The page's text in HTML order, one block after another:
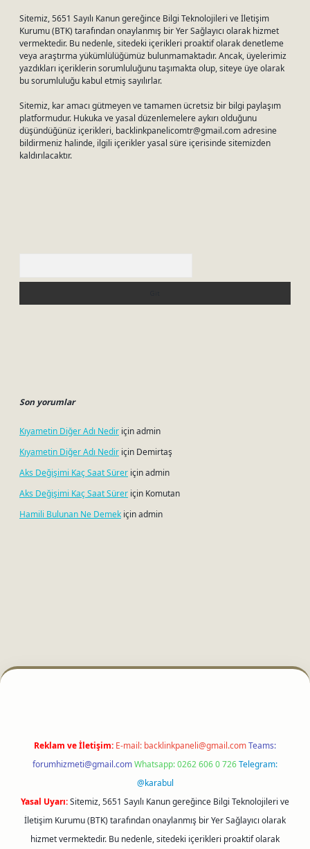
Sitemiz, 5651 Sayılı Kanun gereğince Bilgi Teknolojileri ve İletişim
Kurumu (BTK) tarafından onaylanmış bir Yer Sağlayıcı olarak hizmet
vermektedir. Bu nedenle, sitedeki içerikleri proaktif olarak denetleme
veya araştırma yükümlülüğümüz bulunmamaktadır. Ancak, üyelerimiz
yazdıkları içeriklerin sorumluluğunu taşımakta olup, siteye üye olarak
bu sorumluluğu kabul etmiş sayılırlar.
Sitemiz, kar amacı gütmeyen ve tamamen ücretsiz bir bilgi paylaşım
platformudur. Hukuka ve yasal düzenlemelere aykırı olduğunu
düşündüğünüz içerikleri, backlinkpanelicomtr@gmail.comadresine
bildirmeniz halinde, ilgili içerikler yasal süre içerisinde sitemizden
kaldırılacaktır.
Son yorumlar
Kıyametin Diğer Adı Nedir içinadmin
Kıyametin Diğer Adı Nedir için Demirtaş
Aks Değişimi Kaç Saat Sürer içinadmin
Aks Değişimi Kaç Saat Sürer için Komutan
Hamili Bulunan Ne Demek içinadmin
Reklam ve İletişim: E-mail: backlinkpaneli@gmail.comTeams:
forumhizmeti@gmail.comWhatsapp: 0262 606 0 726Telegram:
@karabul
Yasal Uyarı:Sitemiz, 5651 Sayılı Kanun gereğince Bilgi Teknolojileri ve
İletişim Kurumu (BTK) tarafından onaylanmış bir Yer Sağlayıcı olarak
hizmet vermektedir. Bu nedenle, sitedeki içerikleri proaktif olarak